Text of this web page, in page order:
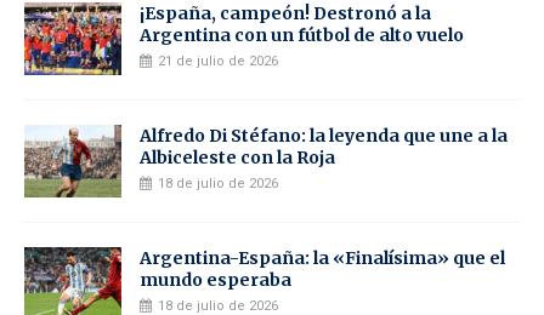
¡España, campeón! Destronó a la
Argentina con un fútbol de alto vuelo
21 de julio de 2026
Alfredo Di Stéfano: la leyenda que une a la
Albiceleste con la Roja
18 de julio de 2026
Argentina-España: la «Finalísima» que el
mundo esperaba
18 de julio de 2026